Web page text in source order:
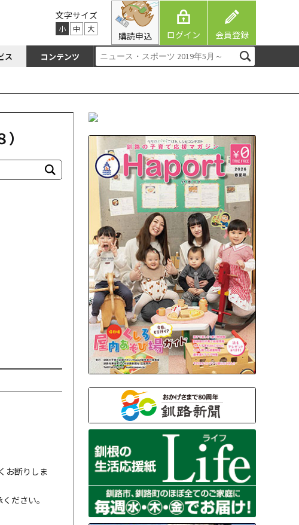
文字サイズ
小 中 大
購読申込 ログイン 会員登録
ス コンテンツ
お断りしま
ださい。